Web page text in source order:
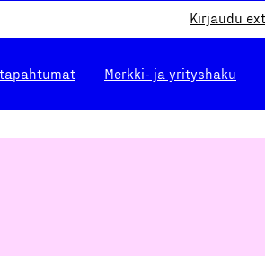
Kirjaudu
Merkki- ja yrityshaku